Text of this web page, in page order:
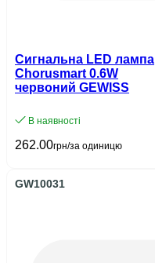
Сигнальна LED лампа
Chorusmart 0.6W
червоний GEWISS
В наявності
262.00грн/за одиницю
GW10031